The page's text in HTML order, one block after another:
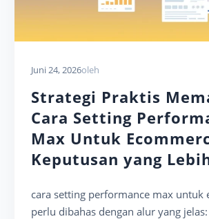
Juni 24, 2026oleh
Strategi Praktis
Cara Setting
Max Untuk
Keputusan yang
cara setting performance max untuk
perlu dibahas dengan alur yang